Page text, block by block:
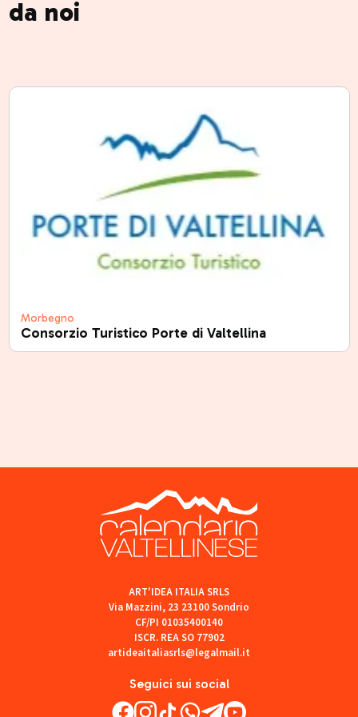
da noi
Morbegno
Consorzio Turistico Porte di Valtellina
Seguici sui social
ART'IDEA ITALIA SRLS
Via Mazzini, 23 23100 Sondrio
CF/PI 01035400140
ISCR. REA SO 77902
artideaitaliasrls@legalmail.it